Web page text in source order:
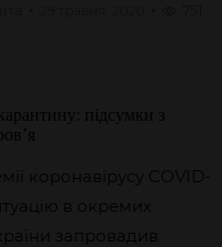
коронавірусу COVID-
в окремих
запровадив